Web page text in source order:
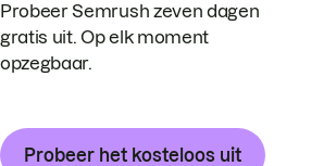
Probeer Semrush zeven dagen
gratis uit. Op elk moment
opzegbaar.
Probeer het kosteloos uit